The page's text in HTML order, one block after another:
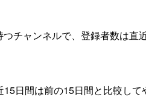
チャンネルで、登録者数は直
日間は前の15日間と比較して